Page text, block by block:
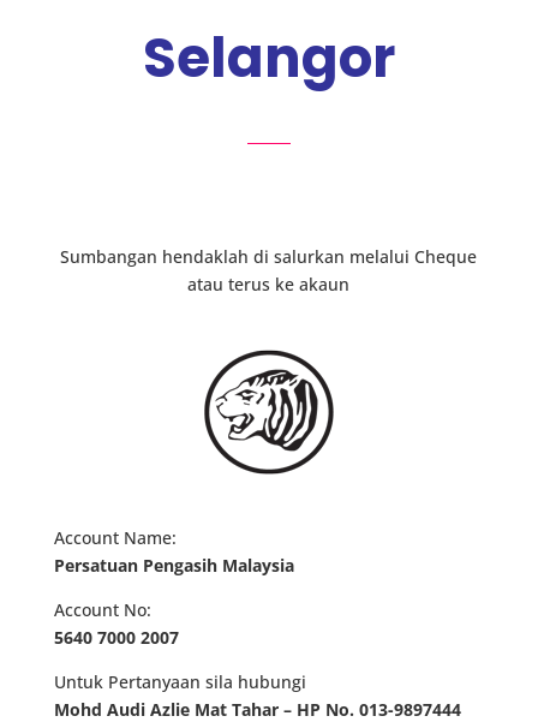
Selangor
Sumbangan hendaklah di salurkan melalui Cheque
atau terus ke akaun
Account Name:
Persatuan Pengasih Malaysia
Account No:
5640 7000 2007
Untuk Pertanyaan sila hubungi
Mohd Audi Azlie Mat Tahar – HP No. 013-9897444